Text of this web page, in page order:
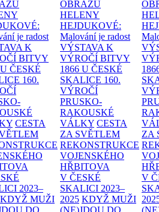
je radost
K
BITVY
ČESKÉ
160.
CESTA
2023–
KDYŽ MUŽI
OBRAZŮ
HELENY
HEJDUKOVÉ:
Malování je radost
VÝSTAVA K
VÝROČÍ BITVY
1866 U ČESKÉ
SKALICE 160.
VÝROČÍ
PRUSKO-
RAKOUSKÉ
VÁLKY CESTA
ZA SVĚTLEM
REKONSTRUKCE
VOJENSKÉHO
HŘBITOVA
V ČESKÉ
SKALICI 2023–
2025 KDYŽ MUŽI
ZA
V